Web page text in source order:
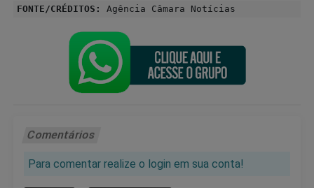
FONTE/CRÉDITOS: Agência Câmara Notícias
Comentários
Para comentar realize o login em sua conta!